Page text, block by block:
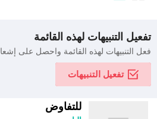
تفعيل التنبيهات لهذه القائمة
فعل التنبيهات لهذه القائمة واحصل على
تفعيل التنبيهات
للتفاوض